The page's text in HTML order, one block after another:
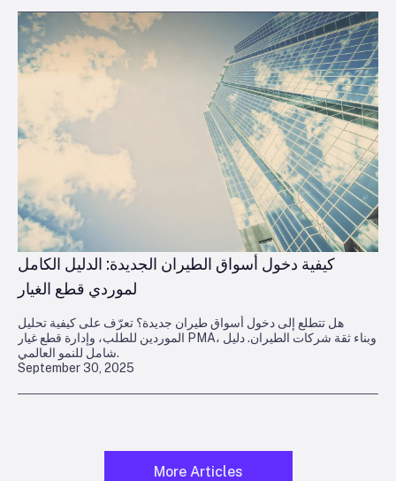
September 30, 2025
كيفية دخول أسواق الطيران الجديدة: الدليل الكامل
لموردي قطع الغيار
هل تتطلع إلى دخول أسواق طيران جديدة؟ تعرّف على كيفية تحليل
الموردين للطلب، وإدارة قطع غيار PMA، وبناء ثقة شركات الطيران. دليل
شامل للنمو العالمي.
More Articles